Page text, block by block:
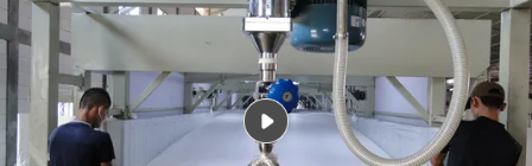
POLITIQUE
DE
CONFIDENTIALITÉ